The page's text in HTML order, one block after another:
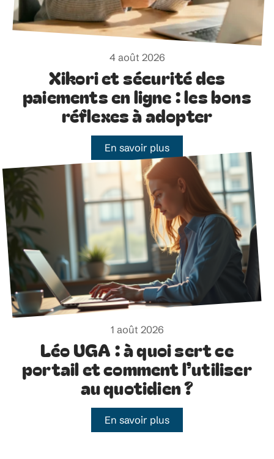
4 août 2026
Xikori et sécurité des
paiements en ligne : les bons
réflexes à adopter
En savoir plus
1 août 2026
Léo UGA : à quoi sert ce
portail et comment l’utiliser
au quotidien ?
En savoir plus